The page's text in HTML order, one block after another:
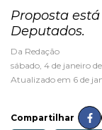
Proposta
Deputados.
Da Redação
sábado, 4 de janeiro
Atualizado em 6 de
Compartilhar